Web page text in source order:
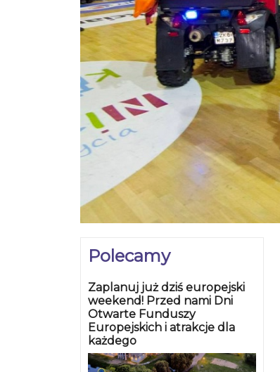
Polecamy
Zaplanuj już dziś europejski
weekend! Przed nami Dni
Otwarte Funduszy
Europejskich i atrakcje dla
każdego